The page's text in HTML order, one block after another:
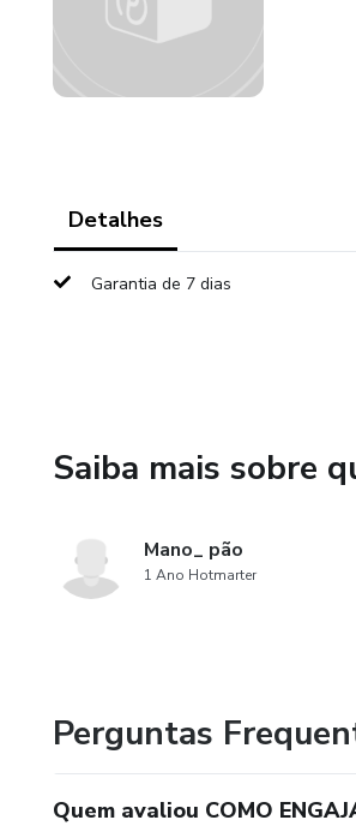
Detalhes
Garantia de 7 dias
Saiba mais sobre
Mano_ pão
1 Ano Hotmarter
Perguntas
Quem avaliou COMO